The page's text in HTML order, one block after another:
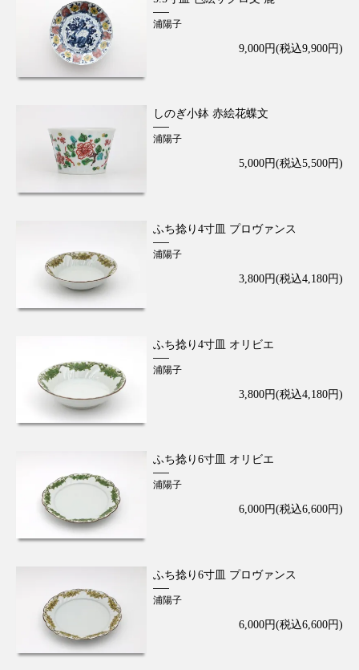
浦陽子
9,000円(税込9,900円)
しのぎ小鉢 赤絵花蝶文
浦陽子
5,000円(税込5,500円)
ふち捻り4寸皿 プロヴァンス
浦陽子
3,800円(税込4,180円)
ふち捻り4寸皿 オリビエ
浦陽子
3,800円(税込4,180円)
ふち捻り6寸皿 オリビエ
浦陽子
6,000円(税込6,600円)
ふち捻り6寸皿 プロヴァンス
浦陽子
6,000円(税込6,600円)